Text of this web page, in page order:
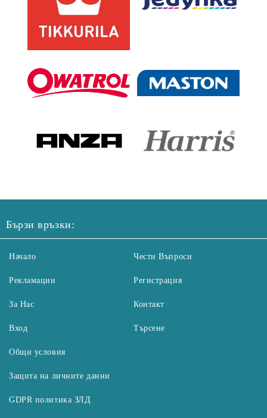
Бързи връзки:
Начало
Рекламации
За Нас
Вход
Чести Въпроси
Регистрация
Контакт
Търсене
Общи условия
Защита на личните данни
GDPR политика ЗЛД